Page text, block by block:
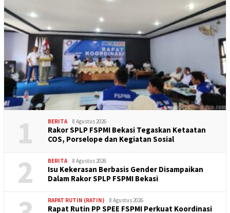
1 BERITA 8 Agustus 2026
Rakor SPLP FSPMI Bekasi Tegaskan Ketaatan
COS, Porselope dan Kegiatan Sosial
2 BERITA 8 Agustus 2026
Isu Kekerasan Berbasis Gender Disampaikan
Dalam Rakor SPLP FSPMI Bekasi
RAPAT RUTIN (RATIN) 8 Agustus 2026
Rapat Rutin PP SPEE FSPMI Perkuat Koordinasi